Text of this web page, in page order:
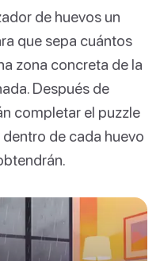
de huevos un
que sepa cuántos
zona concreta de la
Después de
completar el puzzle
de cada huevo